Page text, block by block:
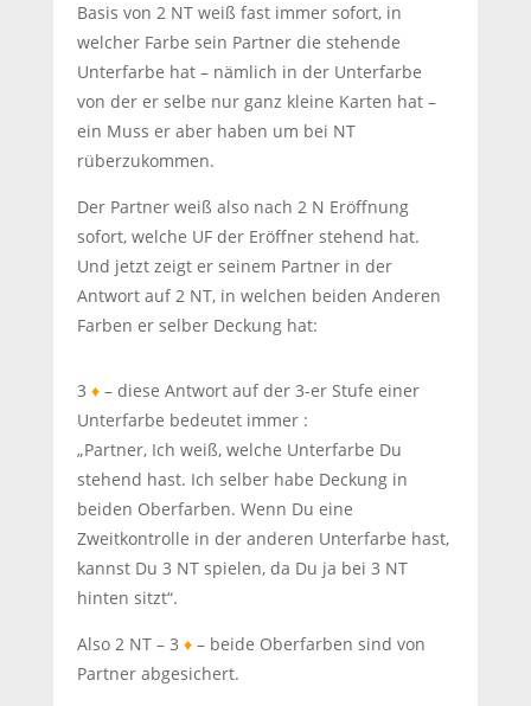
Basis von 2 NT weiß fast immer sofort, in
welcher Farbe sein Partner die stehende
Unterfarbe hat – nämlich in der Unterfarbe
von der er selbe nur ganz kleine Karten hat –
ein Muss er aber haben um bei NT
rüberzukommen.
Der Partner weiß also nach 2 N Eröffnung
sofort, welche UF der Eröffner stehend hat.
Und jetzt zeigt er seinem Partner in der
Antwort auf 2 NT, in welchen beiden Anderen
Farben er selber Deckung hat:
3 ♦– diese Antwort auf der 3-er Stufe einer
Unterfarbe bedeutet immer :
„Partner, Ich weiß, welche Unterfarbe Du
stehend hast. Ich selber habe Deckung in
beiden Oberfarben. Wenn Du eine
Zweitkontrolle in der anderen Unterfarbe hast,
kannst Du 3 NT spielen, da Du ja bei 3 NT
hinten sitzt“.
Also 2 NT – 3 ♦– beide Oberfarben sind von
Partner abgesichert.